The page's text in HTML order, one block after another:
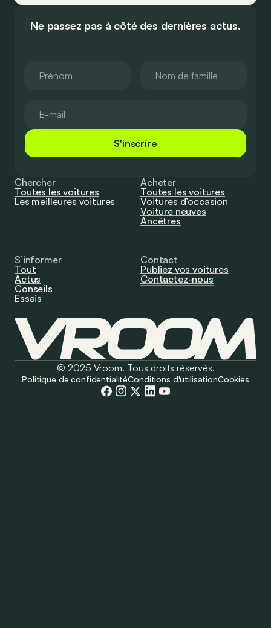
Ne passez pas à côté des dernières actus.
S'inscrire
Chercher
Toutes les voitures
Les meilleures voitures
Acheter
Toutes les voitures
Voitures d’occasion
Voiture neuves
Ancêtres
S’informer
Tout
Actus
Conseils
Essais
Contact
Publiez vos voitures
Contactez-nous
© 2025 Vroom. Tous droits réservés.
Politique de confidentialitéConditions d'utilisationCookies